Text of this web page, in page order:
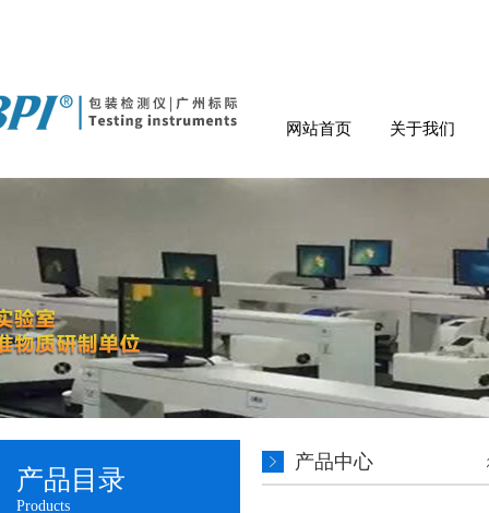
网站首页 关于我们
产品目录
Products
产品中心